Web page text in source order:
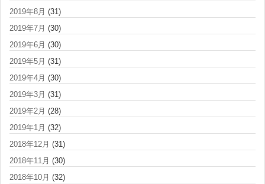
2019年8月 (31)
2019年7月 (30)
2019年6月 (30)
2019年5月 (31)
2019年4月 (30)
2019年3月 (31)
2019年2月 (28)
2019年1月 (32)
2018年12月 (31)
2018年11月 (30)
2018年10月 (32)